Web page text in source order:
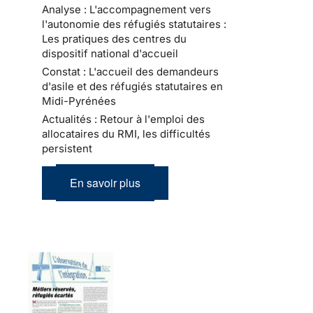
Analyse : L'accompagnement vers
l'autonomie des réfugiés statutaires :
Les pratiques des centres du
dispositif national d'accueil
Constat : L'accueil des demandeurs
d'asile et des réfugiés statutaires en
Midi-Pyrénées
Actualités : Retour à l'emploi des
allocataires du RMI, les difficultés
persistent
En savoir plus